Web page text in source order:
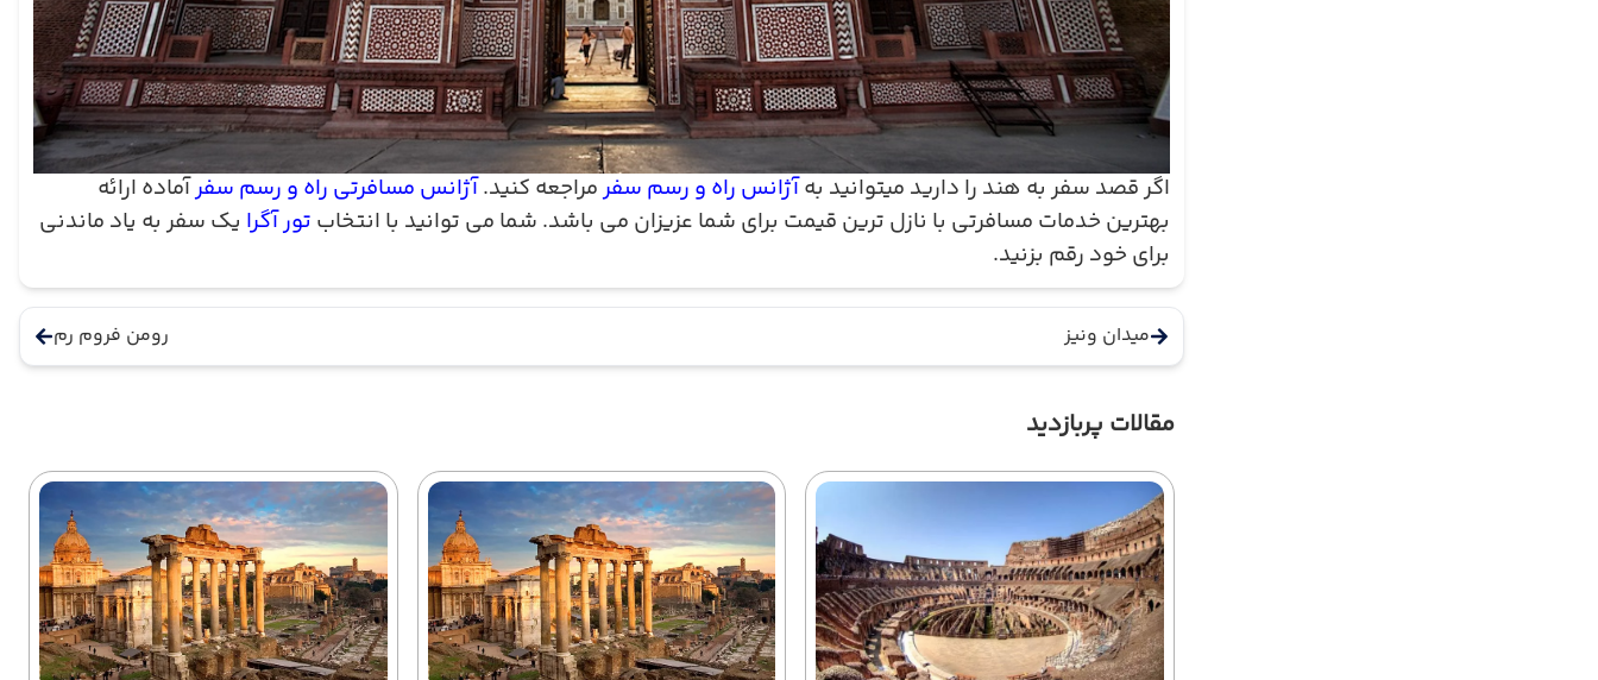
اگر قصد سفر به هند را دارید میتوانید بهآژانس راه و رسم سفرمراجعه کنید.آژانس مسافرتی راه و رسم سفرآماده ارائه
بهترین خدمات مسافرتی با نازل ترین قیمت برای شما عزیزان می باشد. شما می توانید با انتخاب تور آگرا یک سفر به یاد ماندنی
برای خود رقم بزنید.
میدان ونیز رومن فروم رم
مقالات پربازدید